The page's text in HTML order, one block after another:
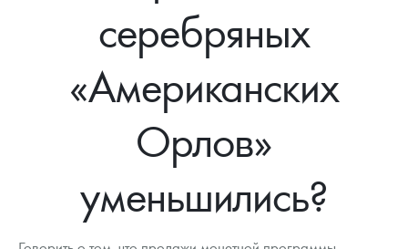
Монеты Царской России
Монеты стран мира после 1950г
Георгий Победоносец
Золотой червонец Сеятель
Аксессуары
Памятка для работы с монетами из драгметаллов
Информация
Распродажа монет и жетонов
Аналитика и события
Итоги 2025 года. Прогноз курсов золота, серебра, платины на
Курс золота и серебра
Скупка слитков
Наши преимущества
серебряных
«Американских
Орлов»
уменьшились?